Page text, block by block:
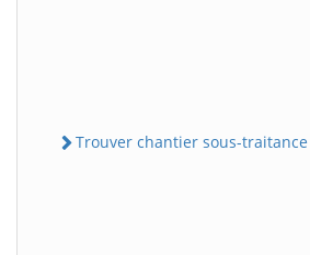
Trouver chantier sous-traitance